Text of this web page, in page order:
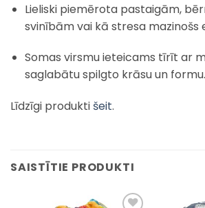
Lieliski piemērota pastaigām,
svinībām vai kā stresa mazinošs
Somas virsmu ieteicams tīrīt ar
saglabātu spilgto krāsu un formu.
Līdzīgi produkti šeit.
SAISTĪTIE PRODUKTI